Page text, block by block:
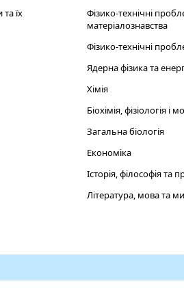
їх
Фізико-технічні
матеріалознавства
Фізико-технічні
Ядерна фізика та
Хімія
Біохімія, фізіологія і
Загальна біологія
Економіка
Історія, філософія та
Література, мова та